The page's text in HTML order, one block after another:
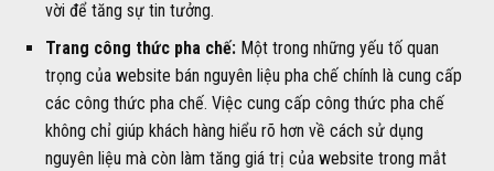
vời để tăng sự tin tưởng.
Trang công thức pha chế:Một trong những yếu tố quan
trọng của website bán nguyên liệu pha chế chính là cung cấp
các công thức pha chế. Việc cung cấp công thức pha chế
không chỉ giúp khách hàng hiểu rõ hơn về cách sử dụng
nguyên liệu mà còn làm tăng giá trị của website trong mắt